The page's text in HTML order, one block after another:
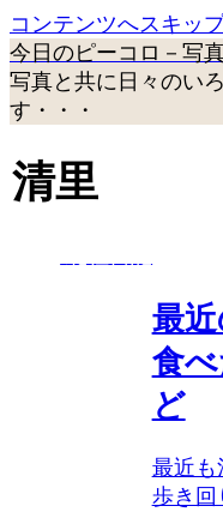
コンテンツへスキッ
今日のピーコロ－写
写真と共に日々のい
す・・・
清里
最
食
ど
最近も
歩き回